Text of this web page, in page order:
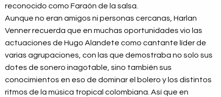
reconocido como Faraón de la salsa.
Aunque no eran amigos ni personas cercanas, Harlan
Venner recuerda que en muchas oportunidades vio las
actuaciones de Hugo Alandete como cantante líder de
varias agrupaciones, con las que demostraba no solo sus
dotes de sonero inagotable, sino también sus
conocimientos en eso de dominar el bolero y los distintos
ritmos de la música tropical colombiana. Así que en